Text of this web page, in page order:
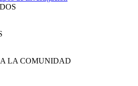
LA COMUNIDAD